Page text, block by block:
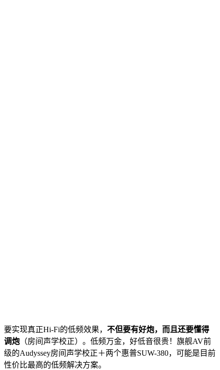
要实现真正Hi-Fi的低频效果， 不但要有好炮，而且还要懂得
调炮 （房间声学校正）。低频万金，好低音很贵！旗舰AV前
级的Audyssey房间声学校正＋两个惠普SUW-380，可能是目前
性价比最高的低频解决方案。